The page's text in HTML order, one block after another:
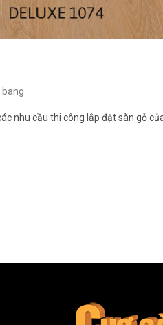
bang
nhu cầu thi công lắp đặt sàn gỗ